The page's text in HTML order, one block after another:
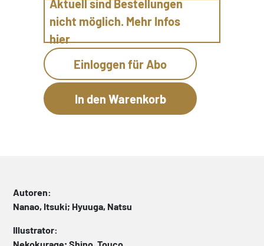
Aktuell sind Bestellungen
nicht möglich. Mehr Infos
hier
Einloggen für Abo
Autoren:
Nanao, Itsuki; Hyuuga, Natsu
Illustrator: